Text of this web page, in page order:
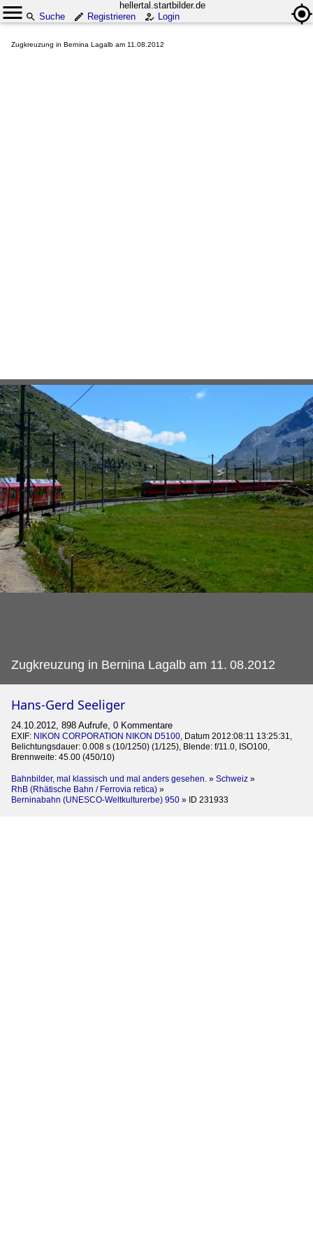
hellertal.startbilder.de
Suche
Registrieren Login
Zugkreuzung in Bernina Lagalb am 11.08.2012
Zugkreuzung in Bernina Lagalb am 11. 08.2012
Hans-Gerd Seeliger
24.10.2012, 898 Aufrufe, 0 Kommentare
EXIF: NIKON CORPORATION NIKON D5100 , Datum 2012:08:11 13:25:31,
Belichtungsdauer: 0.008 s (10/1250) (1/125), Blende: f/11.0, ISO100,
Brennweite: 45.00 (450/10)
Bahnbilder, mal klassisch und mal anders gesehen. » Schweiz »
RhB (Rhätische Bahn / Ferrovia retica) »
Berninabahn (UNESCO-Weltkulturerbe) 950 » ID 231933